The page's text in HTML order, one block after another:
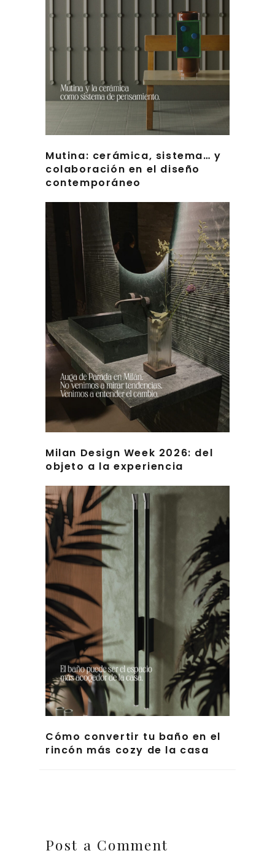
Mutina: cerámica, sistema… y
colaboración en el diseño
contemporáneo
Milan Design Week 2026: del
objeto a la experiencia
Cómo convertir tu baño en el
rincón más cozy de la casa
Post a Comment